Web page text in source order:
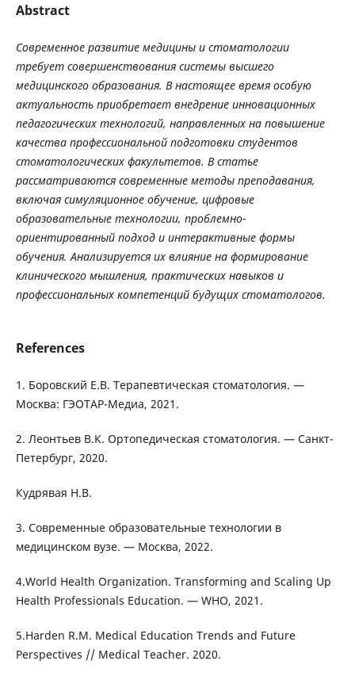
Abstract
Современное развитие медицины и стоматологии
требует совершенствования системы высшего
медицинского образования. В настоящее время особую
актуальность приобретает внедрение инновационных
педагогических технологий, направленных на повышение
качества профессиональной подготовки студентов
стоматологических факультетов. В статье
рассматриваются современные методы преподавания,
включая симуляционное обучение, цифровые
образовательные технологии, проблемно-
ориентированный подход и интерактивные формы
обучения.Анализируется их влияние на формирование
клинического мышления, практических навыков и
профессиональных компетенций будущих стоматологов.
References
1. Боровский Е.В. Терапевтическая стоматология. —
Москва: ГЭОТАР-Медиа, 2021.
2. Леонтьев В.К. Ортопедическая стоматология. — Санкт-
Петербург, 2020.
Кудрявая Н.В.
3. Современные образовательные технологии в
медицинском вузе. — Москва, 2022.
4.World Health Organization. Transforming and Scaling Up
Health Professionals Education. — WHO, 2021.
5.Harden R.M. Medical Education Trends and Future
Perspectives // Medical Teacher. 2020.